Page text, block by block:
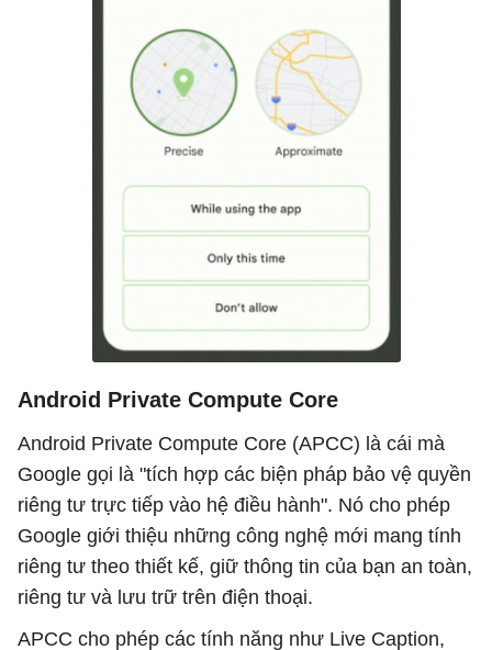
Android Private Compute Core
Android Private Compute Core (APCC) là cái mà
Google gọi là "tích hợp các biện pháp bảo vệ quyền
riêng tư trực tiếp vào hệ điều hành". Nó cho phép
Google giới thiệu những công nghệ mới mang tính
riêng tư theo thiết kế, giữ thông tin của bạn an toàn,
riêng tư và lưu trữ trên điện thoại.
APCC cho phép các tính năng như Live Caption,